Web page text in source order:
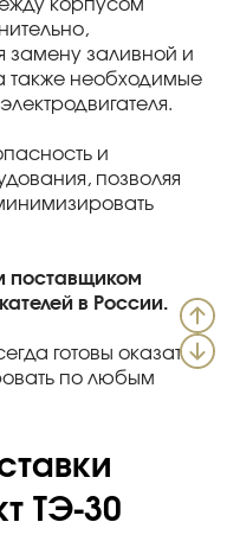
корпусом
замену заливной и
также необходимые
и
позволяя
поставщиком
в России.
готовы оказать
по любым
ТЭ-30